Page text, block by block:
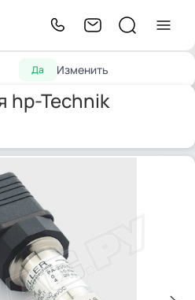
Да Изменить
горелок
Technik 0710162
hp-Technik